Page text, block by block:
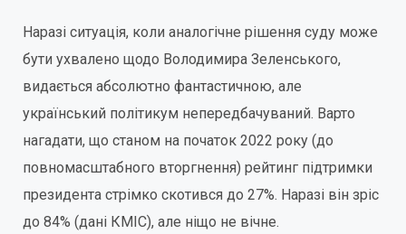
Наразі ситуація, коли аналогічне рішення суду може
бути ухвалено щодо Володимира Зеленського,
видається абсолютно фантастичною, але
український політикум непередбачуваний. Варто
нагадати, що станом на початок 2022 року (до
повномасштабного вторгнення) рейтинг підтримки
президента стрімко скотився до 27%. Наразі він зріс
до 84% (дані КМІС), але ніщо не вічне.